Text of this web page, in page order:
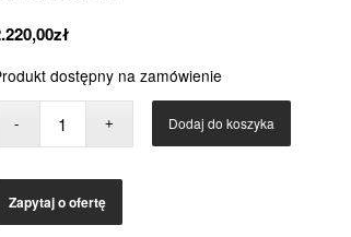
zł
dostępny na zamówienie
Dodaj do koszyka